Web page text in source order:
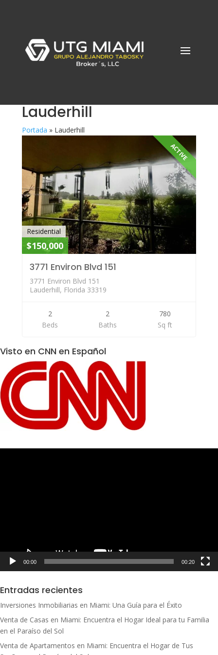
Lauderhill
Portada » Lauderhill
ACTIVE
Residential
$150,000
3771 Environ Blvd 151
3771 Environ Blvd 151
Lauderhill, Florida 33319
2
Beds
2
Baths
780
Sq ft
Visto en CNN en Español
00:00 00:20
Entradas recientes
Inversiones Inmobiliarias en Miami: Una Guía para el Éxito
Venta de Casas en Miami: Encuentra el Hogar Ideal para tu Familia
en el Paraíso del Sol
Venta de Apartamentos en Miami: Encuentra el Hogar de Tus